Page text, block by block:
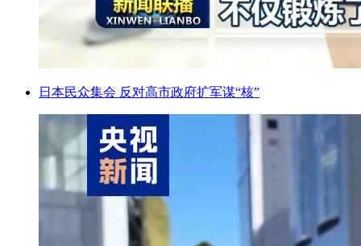
日本民众集会 反对高市政府扩军谋“核”